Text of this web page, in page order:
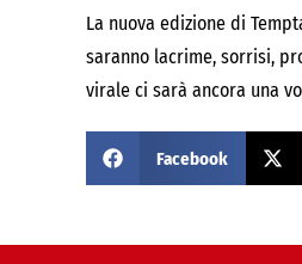
La nuova edizione di
saranno lacrime, sorrisi,
virale ci sarà ancora una
Facebook